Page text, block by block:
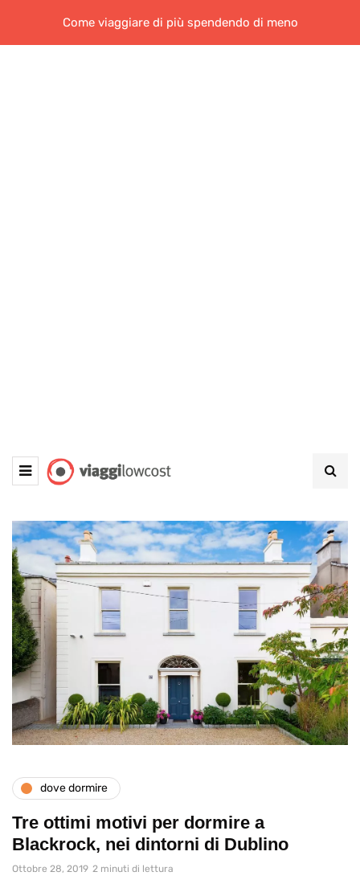
Come viaggiare di più spendendo di meno
dove dormire
Tre ottimi motivi per dormire a
Blackrock, nei dintorni di Dublino
Ottobre 28, 2019 2 minuti di lettura